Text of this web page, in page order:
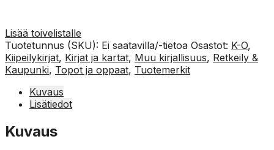
Lisää toivelistalle
Tuotetunnus (SKU): Ei saatavilla/-tietoa Osastot: K-O,
Kiipeilykirjat, Kirjat ja kartat, Muu kirjallisuus, Retkeily &
Kaupunki, Topot ja oppaat, Tuotemerkit
Kuvaus
Lisätiedot
Kuvaus